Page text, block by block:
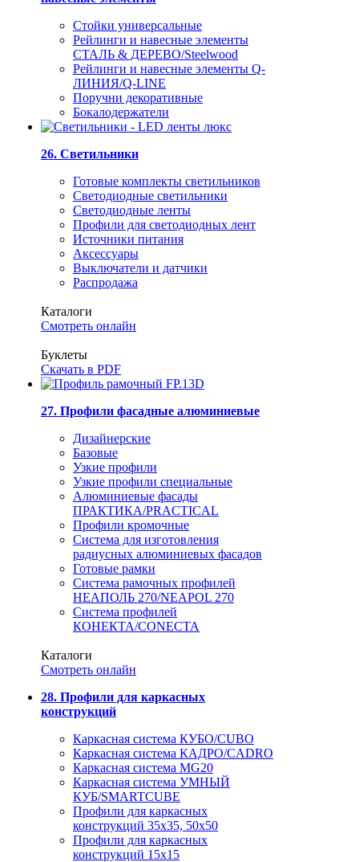
Стойки универсальные
Рейлинги и навесные элементы
СТАЛЬ & ДЕРЕВО/Steelwood
Рейлинги и навесные элементы Q-
ЛИНИЯ/Q-LINE
Поручни декоративные
Бокалодержатели
26. Светильники
Готовые комплекты светильников
Светодиодные светильники
Светодиодные ленты
Профили для светодиодных лент
Источники питания
Аксессуары
Выключатели и датчики
Распродажа
Каталоги
Смотреть онлайн
Буклеты
Скачать в PDF
27. Профили фасадные алюминиевые
Дизайнерские
Базовые
Узкие профили
Узкие профили специальные
Алюминиевые фасады
ПРАКТИКА/PRACTICAL
Профили кромочные
Система для изготовления
радиусных алюминиевых фасадов
Готовые рамки
Система рамочных профилей
НЕАПОЛЬ 270/NEAPOL 270
Система профилей
КОНЕКТА/CONECTA
Каталоги
Смотреть онлайн
28. Профили для каркасных
конструкций
Каркасная система КУБО/CUBO
Каркасная система КАДРО/CADRO
Каркасная система MG20
Каркасная система УМНЫЙ
КУБ/SMARTCUBE
Профили для каркасных
конструкций 35x35, 50x50
Профили для каркасных
конструкций 15х15